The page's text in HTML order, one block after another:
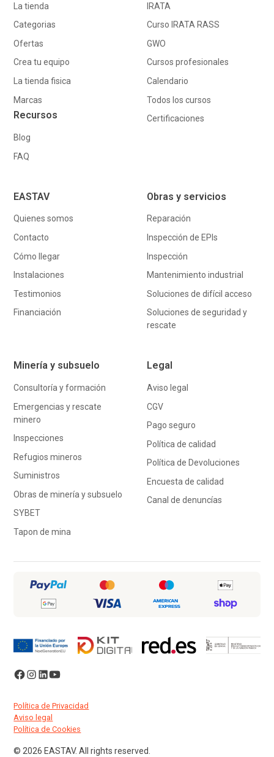
La tienda
Categorias
Ofertas
Crea tu equipo
La tienda fisica
Marcas
Recursos
Blog
FAQ
IRATA
Curso IRATA RASS
GWO
Cursos profesionales
Calendario
Todos los cursos
Certificaciones
EASTAV
Quienes somos
Contacto
Cómo llegar
Instalaciones
Testimonios
Financiación
Obras y servicios
Reparación
Inspección de EPIs
Inspección
Mantenimiento industrial
Soluciones de difícil acceso
Soluciones de seguridad y
rescate
Minería y subsuelo
Consultoría y formación
Emergencias y rescate
minero
Inspecciones
Refugios mineros
Suministros
Obras de minería y subsuelo
SYBET
Tapon de mina
Legal
Aviso legal
CGV
Pago seguro
Política de calidad
Política de Devoluciones
Encuesta de calidad
Canal de denuncías
© 2026 EASTAV. All rights reserved.
Política de Privacidad
Aviso legal
Política de Cookies